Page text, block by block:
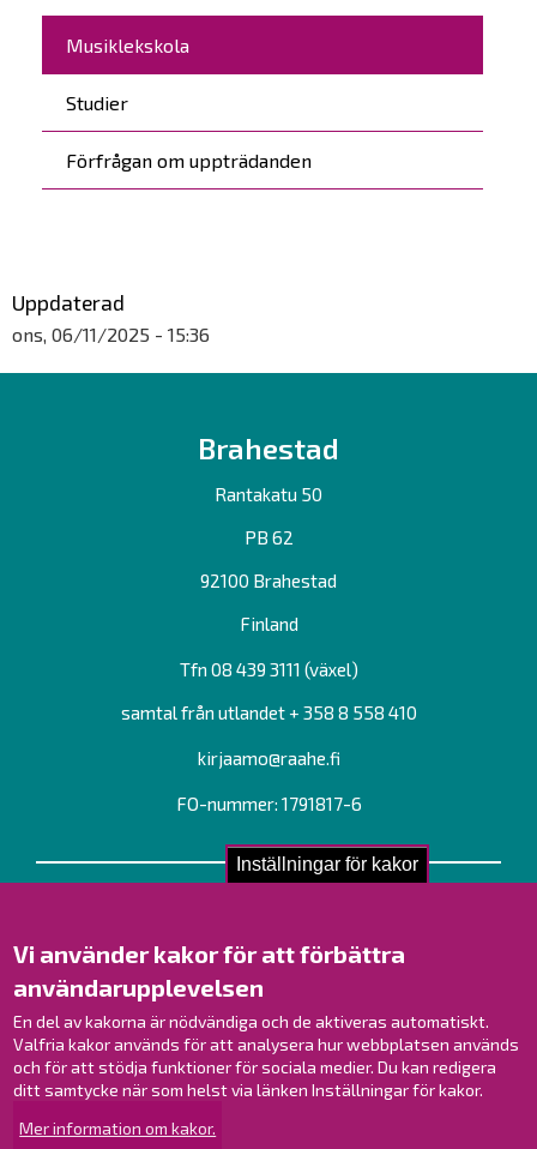
Inställningar för kakor
Vi använder kakor för att förbättra
användarupplevelsen
En del av kakorna är nödvändiga och de aktiveras automatiskt.
Valfria kakor används för att analysera hur webbplatsen används
och för att stödja funktioner för sociala medier. Du kan redigera
ditt samtycke när som helst via länken Inställningar för kakor.
Mer information om kakor.
Musiklekskola
Studier
Förfrågan om uppträdanden
Uppdaterad
ons, 06/11/2025 - 15:36
Brahestad
Rantakatu 50
PB 62
92100 Brahestad
Finland
Tfn 08 439 3111 (växel)
samtal från utlandet + 358 8 558 410
kirjaamo@raahe.fi
FO-nummer: 1791817-6
Kontakt
Verksamhetsställen
Kontaktuppgifter till personalen
Guidekarta
Brahestad på Facebook
Brahestad på LinkedIn